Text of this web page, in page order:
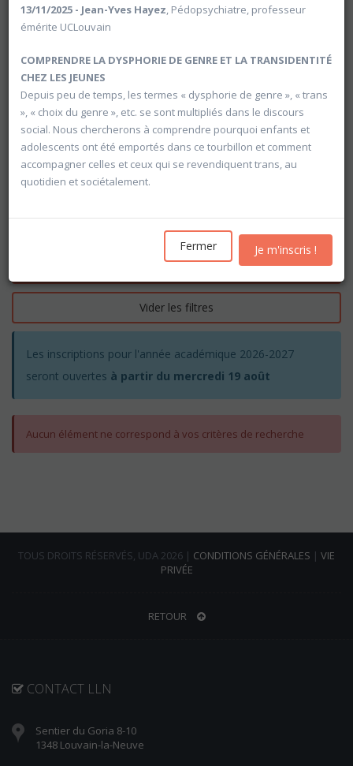
Vider les filtres
Les inscriptions pour l'année académique 2026-2027
seront ouvertes à partir du mercredi 19 août
Aucun élément ne correspond à vos critères de recherche
TOUS DROITS RÉSERVÉS, UDA 2026 | CONDITIONS GÉNÉRALES | VIE
PRIVÉE
RETOUR
CONTACT LLN
Sentier du Goria 8-10
1348 Louvain-la-Neuve
13/11/2025 - Jean-Yves Hayez, Pédopsychiatre, professeur
émérite UCLouvain
COMPRENDRE LA DYSPHORIE DE GENRE ET LA TRANSIDENTITÉ
CHEZ LES JEUNES
Depuis peu de temps, les termes « dysphorie de genre », « trans
», « choix du genre », etc. se sont multipliés dans le discours
social. Nous chercherons à comprendre pourquoi enfants et
adolescents ont été emportés dans ce tourbillon et comment
accompagner celles et ceux qui se revendiquent trans, au
quotidien et sociétalement.
Fermer Je m'inscris !